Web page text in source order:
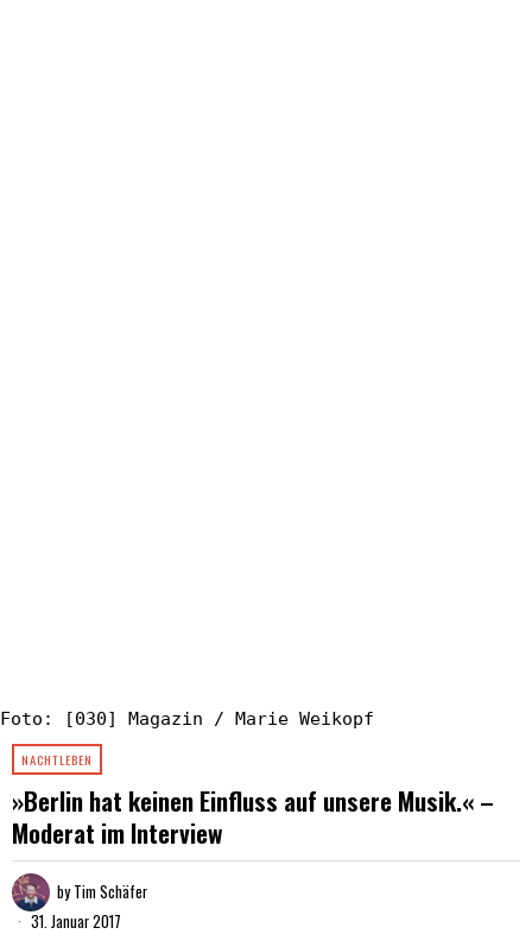
Foto: [030] Magazin / Marie Weikopf
NACHTLEBEN
»Berlin hat keinen Einfluss auf unsere Musik.« –
Moderat im Interview
byTim Schäfer
31. Januar 2017